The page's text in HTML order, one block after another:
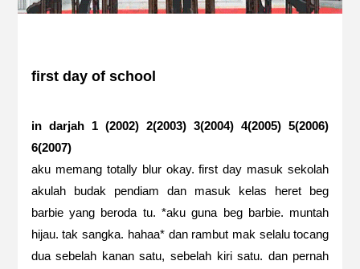
first day of school
in darjah 1 (2002) 2(2003) 3(2004) 4(2005) 5(2006)
6(2007)
aku memang totally blur okay. first day masuk sekolah
akulah budak pendiam dan masuk kelas heret beg
barbie yang beroda tu. *aku guna beg barbie. muntah
hijau. tak sangka. hahaa* dan rambut mak selalu tocang
dua sebelah kanan satu, sebelah kiri satu. dan pernah